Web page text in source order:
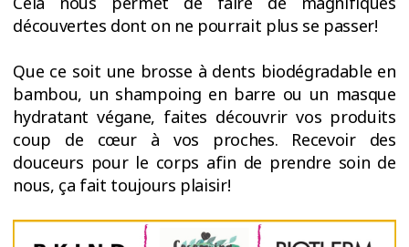
découvertes dont on ne pourrait plus se passer!
Que ce soit une brosse à dents biodégradable en
bambou, un shampoing en barre ou un masque
hydratant végane, faites découvrir vos produits
coup de cœur à vos proches. Recevoir des
douceurs pour le corps afin de prendre soin de
nous, ça fait toujours plaisir!